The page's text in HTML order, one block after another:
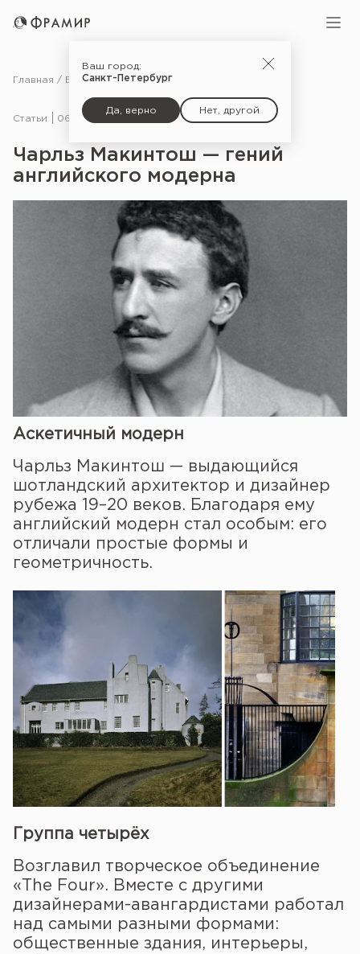
Ваш город:
Санкт-Петербург
Да, верно Нет, другой
Главная Блог Статьи
Статьи 06.02.25
Чарльз Макинтош — гений
английского модерна
Аскетичный модерн
Чарльз Макинтош — выдающийся
шотландский архитектор и дизайнер
рубежа 19–20 веков. Благодаря ему
английский модерн стал особым: его
отличали простые формы и
геометричность.
Группа четырёх
Возглавил творческое объединение
«The Four». Вместе с другими
дизайнерами-авангардистами работал
над самыми разными формами:
общественные здания, интерьеры,